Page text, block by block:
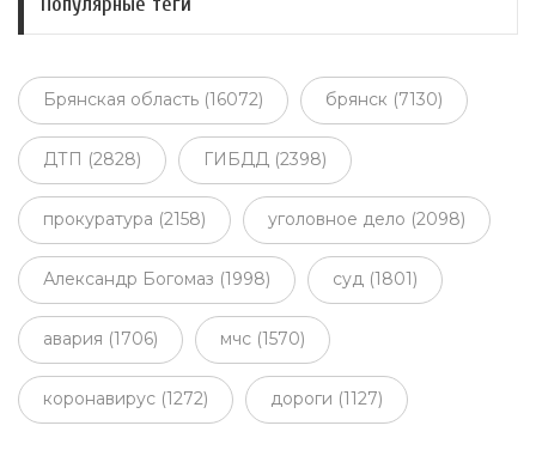
Брянская область (16072) брянск (7130)
ДТП (2828) ГИБДД (2398)
прокуратура (2158) уголовное дело (2098)
Александр Богомаз (1998) суд (1801)
авария (1706) мчс (1570)
коронавирус (1272) дороги (1127)